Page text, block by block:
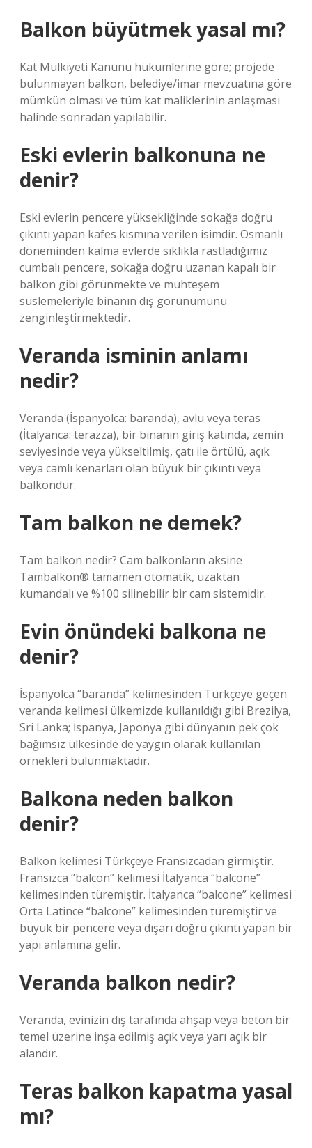
Balkon büyütmek yasal mı?
Kat Mülkiyeti Kanunu hükümlerine göre; projede
bulunmayan balkon, belediye/imar mevzuatına göre
mümkün olması ve tüm kat maliklerinin anlaşması
halinde sonradan yapılabilir.
Eski evlerin balkonuna ne
denir?
Eski evlerin pencere yüksekliğinde sokağa doğru
çıkıntı yapan kafes kısmına verilen isimdir. Osmanlı
döneminden kalma evlerde sıklıkla rastladığımız
cumbalı pencere, sokağa doğru uzanan kapalı bir
balkon gibi görünmekte ve muhteşem
süslemeleriyle binanın dış görünümünü
zenginleştirmektedir.
Veranda isminin anlamı
nedir?
Veranda (İspanyolca: baranda), avlu veya teras
(İtalyanca: terazza), bir binanın giriş katında, zemin
seviyesinde veya yükseltilmiş, çatı ile örtülü, açık
veya camlı kenarları olan büyük bir çıkıntı veya
balkondur.
Tam balkon ne demek?
Tam balkon nedir? Cam balkonların aksine
Tambalkon® tamamen otomatik, uzaktan
kumandalı ve %100 silinebilir bir cam sistemidir.
Evin önündeki balkona ne
denir?
İspanyolca “baranda” kelimesinden Türkçeye geçen
veranda kelimesi ülkemizde kullanıldığı gibi Brezilya,
Sri Lanka; İspanya, Japonya gibi dünyanın pek çok
bağımsız ülkesinde de yaygın olarak kullanılan
örnekleri bulunmaktadır.
Balkona neden balkon
denir?
Balkon kelimesi Türkçeye Fransızcadan girmiştir.
Fransızca “balcon” kelimesi İtalyanca “balcone”
kelimesinden türemiştir. İtalyanca “balcone” kelimesi
Orta Latince “balcone” kelimesinden türemiştir ve
büyük bir pencere veya dışarı doğru çıkıntı yapan bir
yapı anlamına gelir.
Veranda balkon nedir?
Veranda, evinizin dış tarafında ahşap veya beton bir
temel üzerine inşa edilmiş açık veya yarı açık bir
alandır.
Teras balkon kapatma yasal
mı?